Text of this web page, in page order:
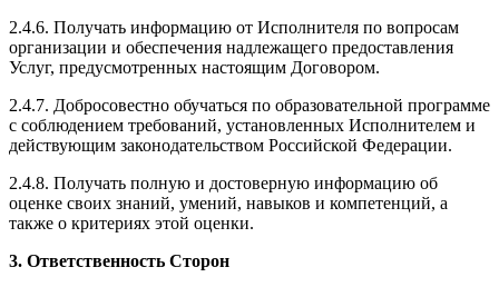
2.4.6. Получать информацию от Исполнителя по вопросам
организации и обеспечения надлежащего предоставления
Услуг, предусмотренных настоящим Договором.
2.4.7. Добросовестно обучаться по образовательной программе
с соблюдением требований, установленных Исполнителем и
действующим законодательством Российской Федерации.
2.4.8. Получать полную и достоверную информацию об
оценке своих знаний, умений, навыков и компетенций, а
также о критериях этой оценки.
3. Ответственность Сторон